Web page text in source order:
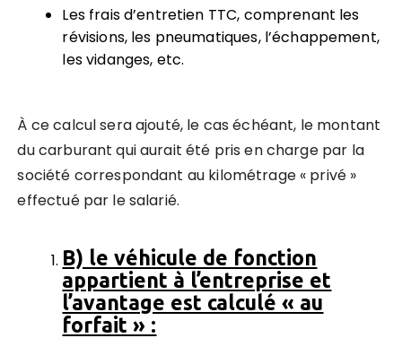
Les frais d’entretien TTC, comprenant les
révisions, les pneumatiques, l’échappement,
les vidanges, etc.
À ce calcul sera ajouté, le cas échéant, le montant
du carburant qui aurait été pris en charge par la
société correspondant au kilométrage « privé »
effectué par le salarié.
B) le véhicule de fonction
appartient à l’entreprise et
l’avantage est calculé « au
forfait » :